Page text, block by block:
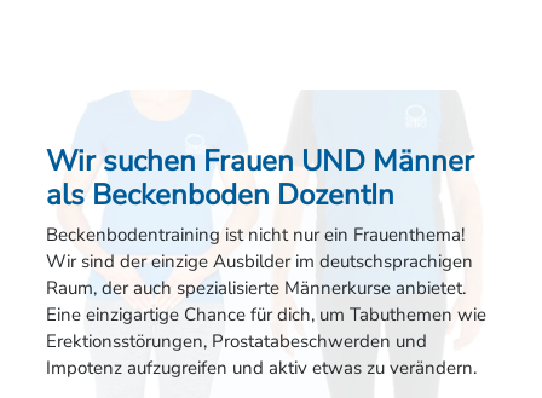
Wir suchen Frauen UND Männer
als Beckenboden DozentIn
Beckenbodentraining ist nicht nur ein Frauenthema!
Wir sind der einzige Ausbilder im deutschsprachigen
Raum, der auch spezialisierte Männerkurse anbietet.
Eine einzigartige Chance für dich, um Tabuthemen wie
Erektionsstörungen, Prostatabeschwerden und
Impotenz aufzugreifen und aktiv etwas zu verändern.